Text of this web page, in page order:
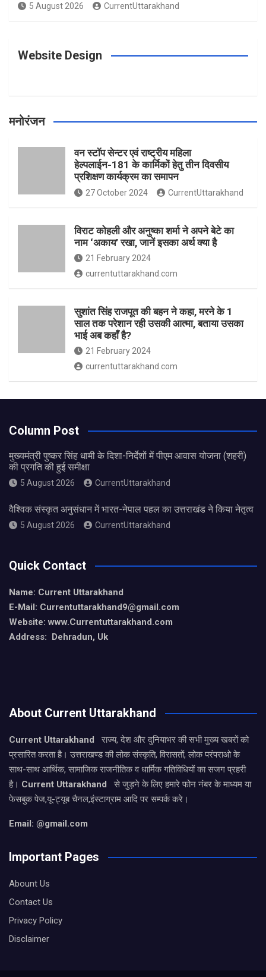
5 August 2026 CurrentUttarakhand
Website Design
मनोरंजन
वन स्टॉप सेन्टर एवं राष्ट्रीय महिला
हेल्पलाईन-181 के कार्मिकों हेतु तीन दिवसीय
प्रशिक्षण कार्यक्रम का समापन
27 October 2024 CurrentUttarakhand
विराट कोहली और अनुष्का शर्मा ने अपने बेटे का
नाम ‘अकाय’ रखा, जानें इसका अर्थ क्‍या है
21 February 2024
currentuttarakhand.com
सुशांत सिंह राजपूत की बहन ने कहा, मरने के 1
साल तक परेशान रही उसकी आत्मा, बताया उसका
भाई अब कहाँ है?
21 February 2024
currentuttarakhand.com
Column Post
मुख्यमंत्री पुष्कर सिंह धामी के दिशा-निर्देशों में पीएम आवास योजना (शहरी)
की प्रगति की हुई समीक्षा
5 August 2026 CurrentUttarakhand
वैश्विक संस्कृत अनुसंधान में भारत-नेपाल पहल का उत्तराखंड ने किया नेतृत्व
5 August 2026 CurrentUttarakhand
Quick Contact
Name: Current Uttarakhand
E-Mail: Currentuttarakhand9@gmail.com
Website: www.Currentuttarakhand.com
Address: Dehradun, Uk
About Current Uttarakhand
Current Uttarakhand
राज्य, देश और दुनियाभर की सभी मुख्य खबरों को
प्रसारित करता है। उत्तराखण्ड की लोक संस्कृति, विरासतों, लोक परंपराओ के
साथ-साथ आर्थिक, सामाजिक राजनीतिक व धार्मिक गतिविधियों का सजग प्रहरी
है। Current Uttarakhand
से जुड़ने के लिए हमारे फोन नंबर के माध्यम या
फेसबुक पेज,यू-ट्यूब चैनल,इंस्टाग्राम आदि पर सम्पर्क करे।
Email: @gmail.com
Important Pages
Abount Us
Contact Us
Privacy Policy
Disclaimer